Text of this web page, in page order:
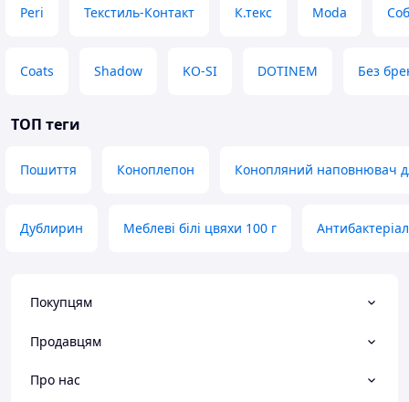
Peri Текстиль-Контакт К.текс Moda
Coats Shadow KO-SI DOTINEM Без
ТОП теги
Пошиття Коноплепон Конопляний наповнювач
Дублирин Меблеві білі цвяхи 100 г
Покупцям
Продавцям
Про нас